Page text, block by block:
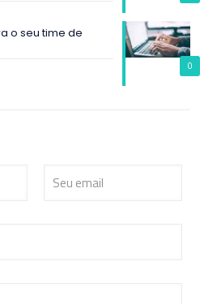
0
o seu time de